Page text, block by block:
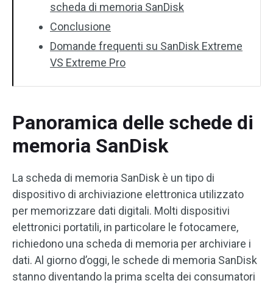
scheda di memoria SanDisk
Conclusione
Domande frequenti su SanDisk Extreme
VS Extreme Pro
Panoramica delle schede di
memoria SanDisk
La scheda di memoria SanDisk è un tipo di
dispositivo di archiviazione elettronica utilizzato
per memorizzare dati digitali. Molti dispositivi
elettronici portatili, in particolare le fotocamere,
richiedono una scheda di memoria per archiviare i
dati. Al giorno d’oggi, le schede di memoria SanDisk
stanno diventando la prima scelta dei consumatori